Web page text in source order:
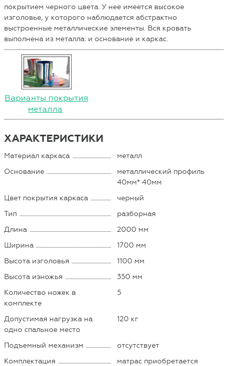
покрытием черного цвета. У нее имеется высокое
изголовье, у которого наблюдается абстрактно
выстроенные металлические элементы. Вся кровать
выполнена из металла: и основание и каркас.
Варианты покрытия
металла
ХАРАКТЕРИСТИКИ
Материал каркаса
металл
Основание
металлический профиль
40мм* 40мм
Цвет покрытия каркаса
черный
Тип
разборная
Длина
2000 мм
Ширина
1700 мм
Высота изголовья
1100 мм
Высота изножья
350 мм
Количество ножек в
комплекте
5
Допустимая нагрузка на
одно спальное место
120 кг
Подъемный механизм
отсутствует
Комплектация
матрас приобретается